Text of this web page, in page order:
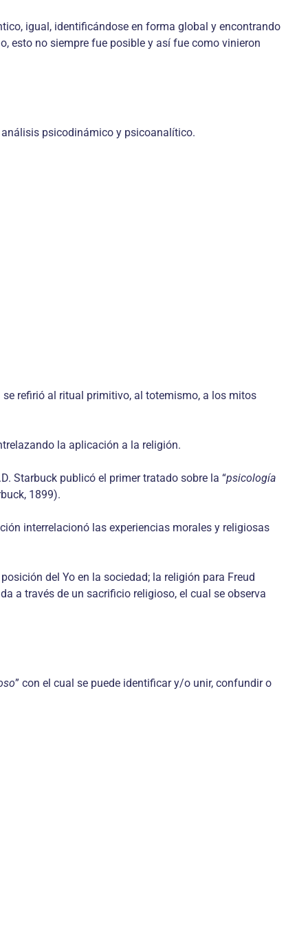
igual, identificándose en forma global y encontrando
esto no siempre fue posible y así fue como vinieron
psicodinámico y psicoanalítico.
refirió al ritual primitivo, al totemismo, a los mitos
la aplicación a la religión.
Starbuck publicó el primer tratado sobre la “psicología
1899).
interrela­cionó las experiencias morales y religiosas
del Yo en la sociedad; la religión para Freud
a través de un sacrificio religioso, el cual se observa
” con el cual se puede identificar y/o unir, confundir o